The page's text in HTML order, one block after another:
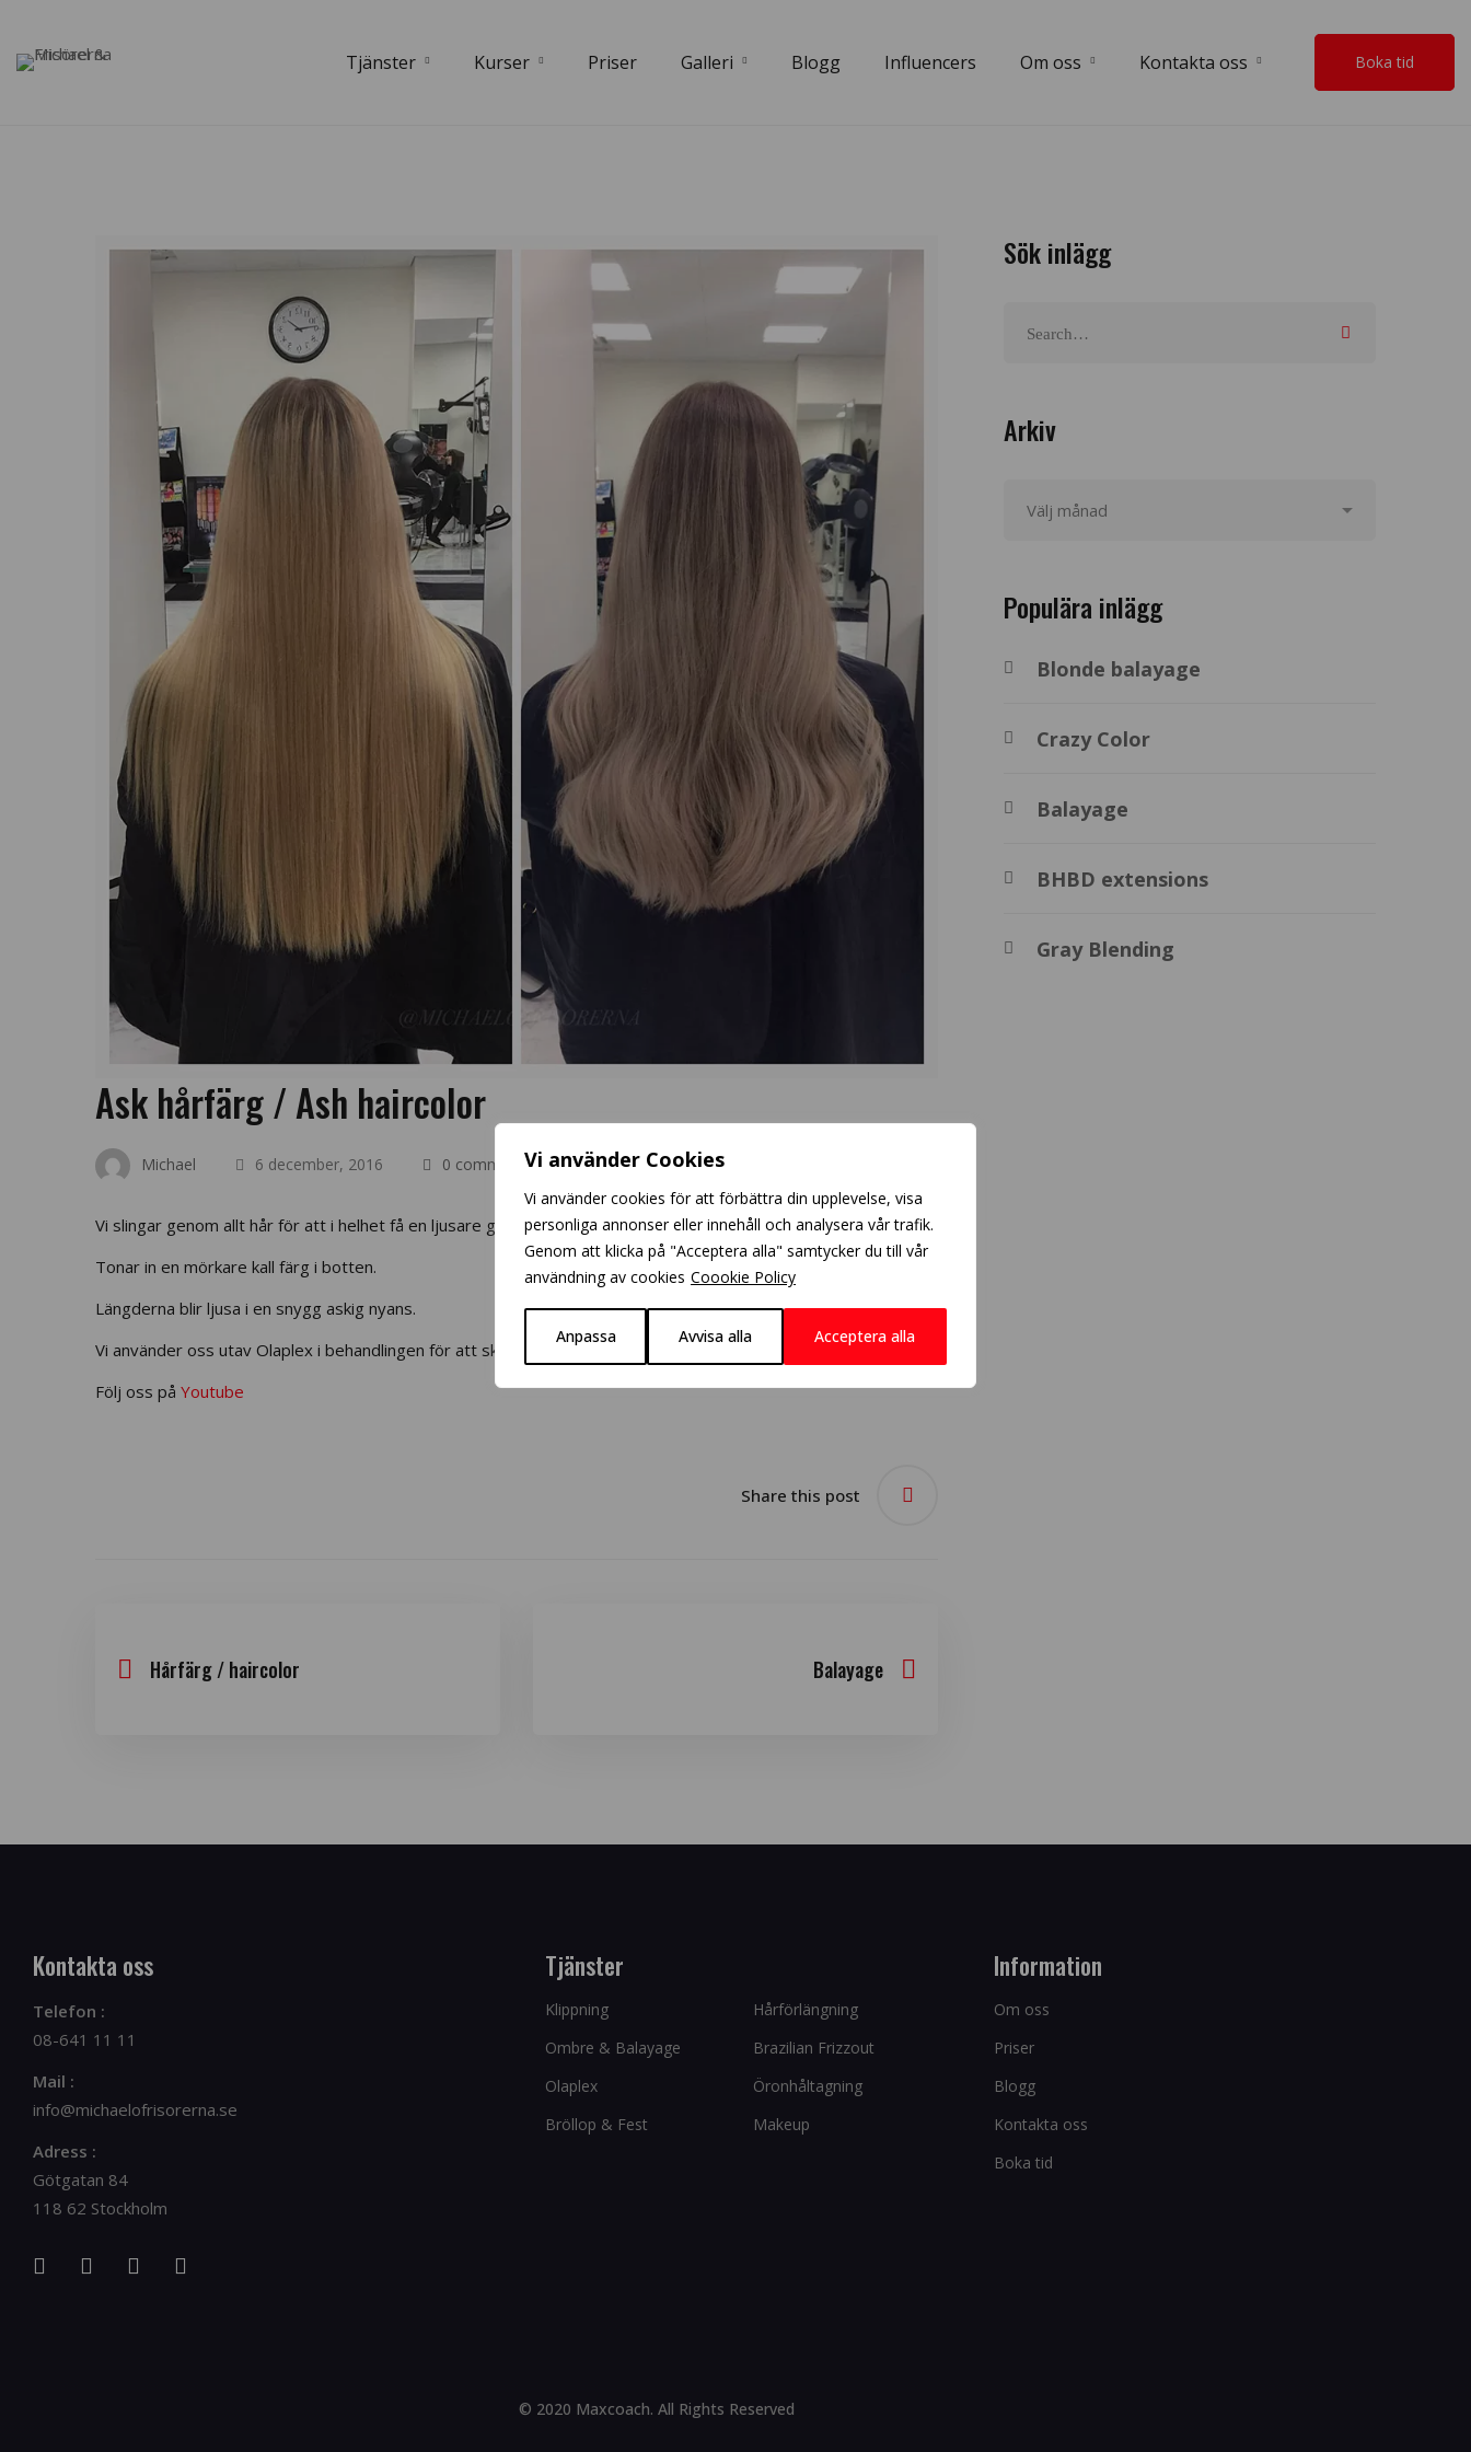
Vi använder Cookies
Vi använder cookies för att förbättra din upplevelse, visa
personliga annonser eller innehåll och analysera vår trafik.
Genom att klicka på "Acceptera alla" samtycker du till vår
användning av cookies Coookie Policy
Anpassa Avvisa alla Acceptera alla
Tjänster Kurser Priser Galleri Blogg Influencers Om oss Kontakta oss Boka tid
Ask hårfärg / Ash haircolor
Michael 6 december, 2016 0 comments
Vi slingar genom allt hår för att i helhet få en ljusare grund.
Tonar in en mörkare kall färg i botten.
Längderna blir ljusa i en snygg askig nyans.
Vi använder oss utav Olaplex i behandlingen för att skydda håret.
Följ oss på Youtube
Share this post
Hårfärg / haircolor Balayage
Sök inlägg
Arkiv
Populära inlägg
Blonde balayage
Crazy Color
Balayage
BHBD extensions
Gray Blending
Kontakta oss
Telefon :
08-641 11 11
Mail :
info@michaelofrisorerna.se
Adress :
Götgatan 84
118 62 Stockholm
Tjänster
Klippning
Hårförlängning
Ombre & Balayage
Brazilian Frizzout
Olaplex
Öronhåltagning
Bröllop & Fest
Makeup
Information
Om oss
Priser
Blogg
Kontakta oss
Boka tid
© 2020 Maxcoach. All Rights Reserved